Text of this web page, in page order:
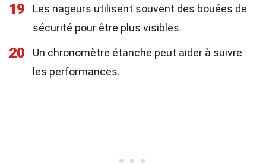
19
Les nageurs utilisent souvent des bouées de
sécurité pour être plus visibles.
20
Un chronomètre étanche peut aider à suivre
les performances.